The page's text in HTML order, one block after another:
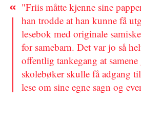
"Friis måtte kjenne sine
han trodde at han kunne få
lesebok med originale
for samebarn. Det var jo så
offentlig tankegang at
skolebøker skulle få adgang
lese om sine egne sagn og